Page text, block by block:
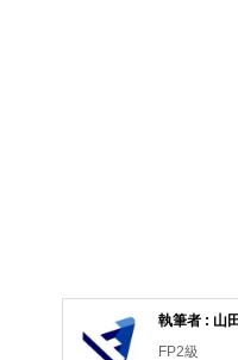
執筆者 : 山
FP2級